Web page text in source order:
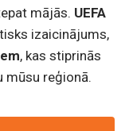
mājās. UEFA
izaicinājums,
, kas stiprinās
reģionā.